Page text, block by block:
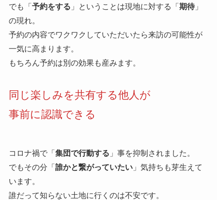
でも「予約をする 」ということは現地に対する「期待」
の現れ。
予約の内容でワクワクしていただいたら来訪の可能性が
一気に高まります。
もちろん予約は別の効果も産みます。
同じ楽しみを共有する他人が
事前に認識できる
コロナ禍で「集団で行動する 」事を抑制されました。
でもその分「誰かと繋がっていたい」気持ちも芽生えて
います。
誰だって知らない土地に行くのは不安です。